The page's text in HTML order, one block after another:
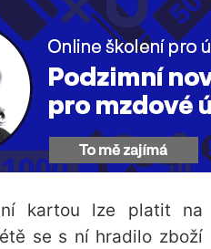
kartou lze platit na
se s ní hradilo zboží